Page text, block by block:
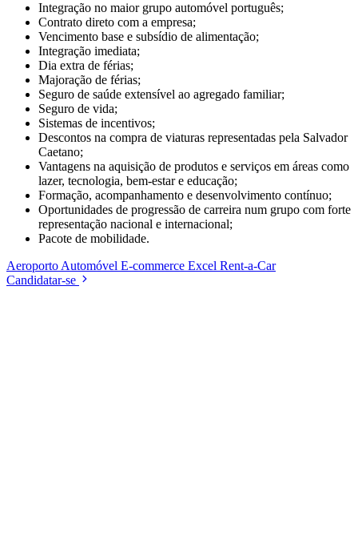
Integração no maior grupo automóvel português;
Contrato direto com a empresa;
Vencimento base e subsídio de alimentação;
Integração imediata;
Dia extra de férias;
Majoração de férias;
Seguro de saúde extensível ao agregado familiar;
Seguro de vida;
Sistemas de incentivos;
Descontos na compra de viaturas representadas pela Salvador
Caetano;
Vantagens na aquisição de produtos e serviços em áreas como
lazer, tecnologia, bem-estar e educação;
Formação, acompanhamento e desenvolvimento contínuo;
Oportunidades de progressão de carreira num grupo com forte
representação nacional e internacional;
Pacote de mobilidade.
Aeroporto Automóvel E-commerce Excel Rent-a-Car
Candidatar-se